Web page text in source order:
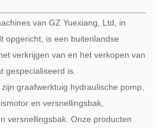
van GZ Yuexiang, Ltd, in
opgericht, is een buitenlandse
verkrijgen van en het verkopen van
gespecialiseerd is.
graafwerktuig hydraulische pomp,
en versnellingsbak,
versnellingsbak. Onze producten